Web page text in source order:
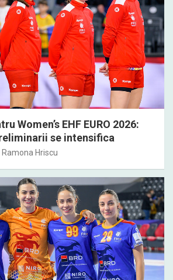
Women’s EHF EURO 2026:
se intensifica
Ramona Hriscu